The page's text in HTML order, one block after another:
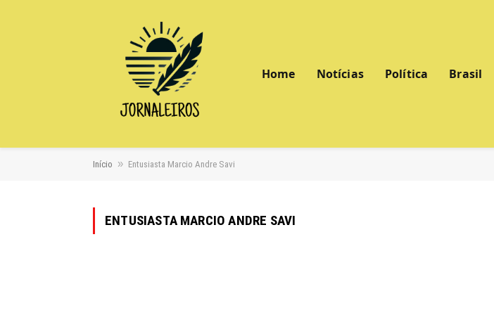
Home Notícias Política Brasil
Início » Entusiasta Marcio Andre Savi
ENTUSIASTA MARCIO ANDRE SAVI